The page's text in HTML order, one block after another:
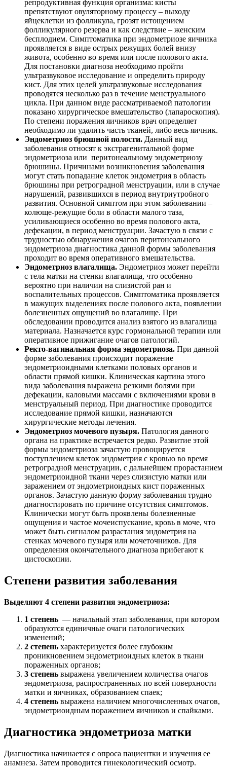
репродуктивная функция организма: кисты
препятствуют овуляторному процессу – выходу
яйцеклетки из фолликула, грозят истощением
фолликулярного резерва и как следствие – женским
бесплодием. Симптоматика при эндометриозе яичника
проявляется в виде острых режущих болей внизу
живота, особенно во время или после полового акта.
Для постановки диагноза необходимо пройти
ультразвуковое исследование и определить природу
кист. Для этих целей ультразвуковые исследования
проводятся несколько раз в течение менструального
цикла. При данном виде рассматриваемой патологии
показано хирургическое вмешательство (лапароскопия).
По степени поражения яичников врач определяет
необходимо ли удалить часть тканей, либо весь яичник.
Эндометриоз брюшной полости. Данный вид
заболевания относят к экстрагенитальной форме
эндометриоза или перитонеальному эндометриозу
брюшины. Причинами возникновения заболевания
могут стать попадание клеток эндометрия в область
брюшины при ретроградной менструации, или в случае
нарушений, развившихся в период внутриутробного
развития. Основной симптом при этом заболевании –
колюще-режущие боли в области малого таза,
усиливающиеся особенно во время полового акта,
дефекации, в период менструации. Зачастую в связи с
трудностью обнаружения очагов перитонеального
эндометриоза диагностика данной формы заболевания
проходит во время оперативного вмешательства.
Эндометриоз влагалища. Эндометриоз может перейти
с тела матки на стенки влагалища, что особенно
вероятно при наличии на слизистой ран и
воспалительных процессов. Симптоматика проявляется
в мажущих выделениях после полового акта, появлении
болезненных ощущений во влагалище. При
обследовании проводится анализ взятого из влагалища
материала. Назначается курс гормональной терапии или
оперативное прижигание очагов патологий.
Ректо-вагинальная форма эндометриоза. При данной
форме заболевания происходит поражение
эндометриоидными клетками половых органов и
области прямой кишки. Клиническая картина этого
вида заболевания выражена резкими болями при
дефекации, каловыми массами с включениями крови в
менструальный период. При диагностике проводится
исследование прямой кишки, назначаются
хирургические методы лечения.
Эндометриоз мочевого пузыря. Патология данного
органа на практике встречается редко. Развитие этой
формы эндометриоза зачастую провоцируется
поступлением клеток эндометрия с кровью во время
ретроградной менструации, с дальнейшем прорастанием
эндометриоидной ткани через слизистую матки или
заражением от эндометриоидных кист пораженных
органов. Зачастую данную форму заболевания трудно
диагностировать по причине отсутствия симптомов.
Клинически могут быть проявлены болезненные
ощущения и частое мочеиспускание, кровь в моче, что
может быть сигналом разрастания эндометрия на
стенках мочевого пузыря или мочеточников. Для
определения окончательного диагноза прибегают к
цистоскопии.
Степени развития заболевания
Выделяют 4 степени развития эндометриоза:
1 степень — начальный этап заболевания, при котором
образуются единичные очаги патологических
изменений;
2 степень характеризуется более глубоким
проникновением эндометриоидных клеток в ткани
пораженных органов;
3 степень выражена увеличением количества очагов
эндометриоза, распространенных по всей поверхности
матки и яичниках, образованием спаек;
4 степень выражена наличием многочисленных очагов,
эндометриоидным поражением яичников и спайками.
Диагностика эндометриоза матки
Диагностика начинается с опроса пациентки и изучения ее
анамнеза. Затем проводится гинекологический осмотр.